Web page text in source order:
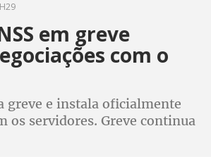
em greve
com o
greve e instala oficialmente
os servidores. Greve continua